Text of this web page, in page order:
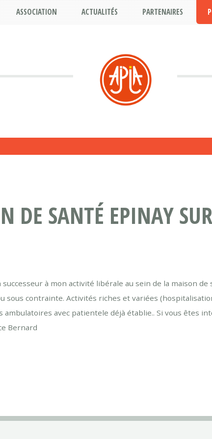
ASSOCIATION ACTUALITÉS PARTENAIRES
DE SANTÉ EPINAY
à mon activité libérale au sein de la maison
sous contrainte. Activités riches et variées
avec patientele déjà établie.. Si vous êtes
Bernard